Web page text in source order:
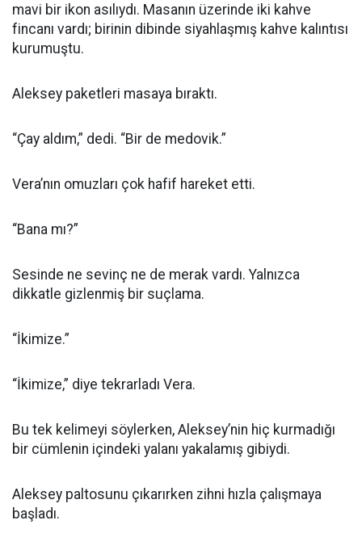
mavi bir ikon asılıydı. Masanın üzerinde iki kahve
fincanı vardı; birinin dibinde siyahlaşmış kahve kalıntısı
kurumuştu.
Aleksey paketleri masaya bıraktı.
“Çay aldım,” dedi. “Bir de medovik.”
Vera’nın omuzları çok hafif hareket etti.
“Bana mı?”
Sesinde ne sevinç ne de merak vardı. Yalnızca
dikkatle gizlenmiş bir suçlama.
“İkimize.”
“İkimize,” diye tekrarladı Vera.
Bu tek kelimeyi söylerken, Aleksey’nin hiç kurmadığı
bir cümlenin içindeki yalanı yakalamış gibiydi.
Aleksey paltosunu çıkarırken zihni hızla çalışmaya
başladı.